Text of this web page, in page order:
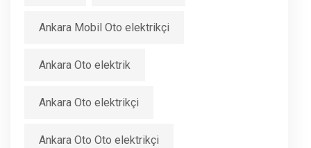
Ankara Mobil Oto elektrikçi
Ankara Oto elektrik
Ankara Oto elektrikçi
Ankara Oto Oto elektrikçi